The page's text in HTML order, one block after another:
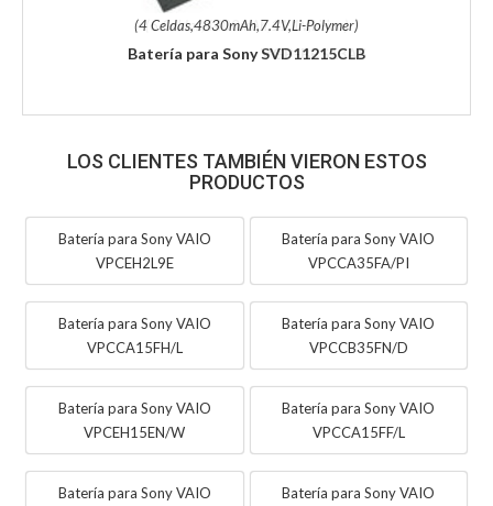
(4 Celdas,4830mAh,7.4V,Li-Polymer)
Batería para Sony SVD11215CLB
LOS CLIENTES TAMBIÉN VIERON ESTOS
PRODUCTOS
Batería para Sony VAIO
VPCEH2L9E
Batería para Sony VAIO
VPCCA35FA/PI
Batería para Sony VAIO
VPCCA15FH/L
Batería para Sony VAIO
VPCCB35FN/D
Batería para Sony VAIO
VPCEH15EN/W
Batería para Sony VAIO
VPCCA15FF/L
Batería para Sony VAIO
Batería para Sony VAIO